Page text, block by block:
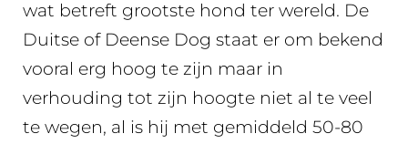
wat betreft grootste hond ter wereld. De
Duitse of Deense Dog staat er om bekend
vooral erg hoog te zijn maar in
verhouding tot zijn hoogte niet al te veel
te wegen, al is hij met gemiddeld 50-80